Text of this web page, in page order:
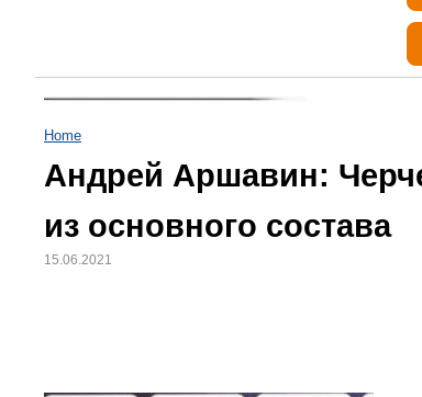
Home
Андрей Аршавин:
из основного состава
15.06.2021